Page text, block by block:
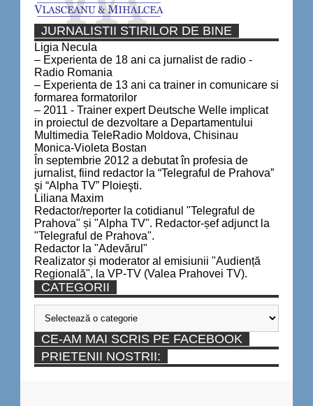
JURNALISTII STIRILOR DE BINE
Ligia Necula
– Experienta de 18 ani ca jurnalist de radio -
Radio Romania
– Experienta de 13 ani ca trainer in comunicare si
formarea formatorilor
– 2011 - Trainer expert Deutsche Welle implicat
in proiectul de dezvoltare a Departamentului
Multimedia TeleRadio Moldova, Chisinau
Monica-Violeta Bostan
În septembrie 2012 a debutat în profesia de
jurnalist, fiind redactor la “Telegraful de Prahova”
şi “Alpha TV” Ploieşti.
Liliana Maxim
Redactor/reporter la cotidianul "Telegraful de
Prahova" și "Alpha TV". Redactor-șef adjunct la
"Telegraful de Prahova".
Redactor la "Adevărul"
Realizator și moderator al emisiunii "Audiență
Regională", la VP-TV (Valea Prahovei TV).
CATEGORII
Categorii
CE-AM MAI SCRIS PE FACEBOOK
PRIETENII NOSTRII: